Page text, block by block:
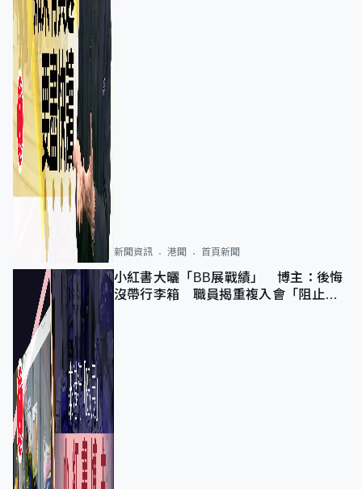
新聞資訊 港聞 首頁新聞
小紅書大曬「BB展戰績」 博主：後悔
沒帶行李箱 職員揭重複入會「阻止唔